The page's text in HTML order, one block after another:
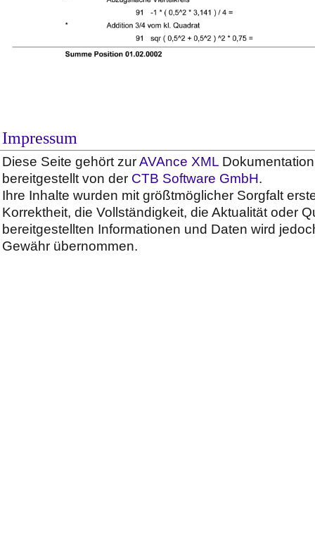
Impressum
Diese Seite gehört zurAVAnce XML
bereitgestellt von der CTB Software GmbH.
Ihre Inhalte wurden mit größtmöglicher Sorgfalt
Korrektheit, die Vollständigkeit, die Aktualität oder
bereitgestellten Informationen und Daten wird
Gewähr übernommen.